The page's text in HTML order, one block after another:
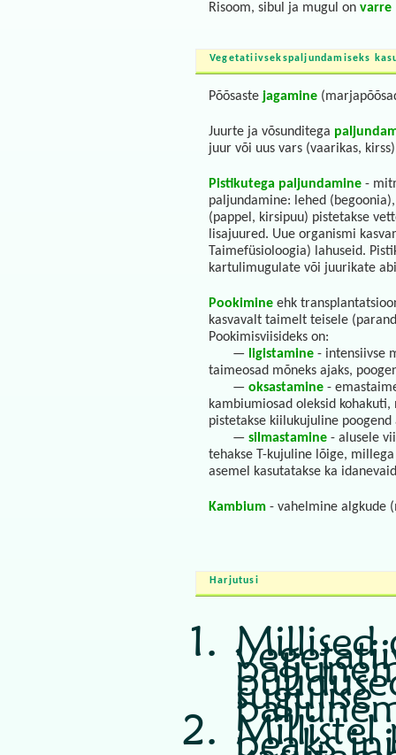
Risoom, sibul ja mugul on varre
Vegetatiivsekspaljundamiseks
Põõsaste jagamine
Juurte ja võsunditega
juur või uus vars (vaarikas,
Pistikutega paljundamine -
paljundamine: lehed
(pappel, kirsipuu) pistetakse
lisajuured. Uue organismi
Taimefüsioloogia) lahuseid.
kartulimugulate või juurikate
Pookimine ehk
kasvavalt taimelt teisele
Pookimisviisideks on:
— ligistamine- intensiivse
taimeosad mõneks ajaks,
— oksastamine-
kambiumiosad oleksid
pistetakse kiilukujuline poogend
— silmastamine- alusele
tehakse T-kujuline lõige,
asemel kasutatakse ka
Kambium - vahelmine algkude
Harjutusi
Millised
sugulise
Millistel
peaks